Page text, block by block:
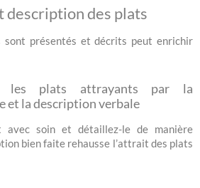
description des plats
sont présentés et décrits peut enrichir
les plats attrayants par la
et la description verbale
avec soin et détaillez-le de manière
bien faite rehausse l’attrait des plats